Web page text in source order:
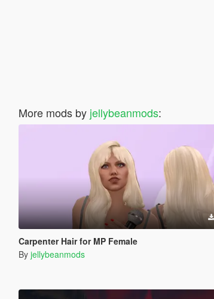
More mods by jellybeanmods:
Carpenter Hair for MP Female
By jellybeanmods